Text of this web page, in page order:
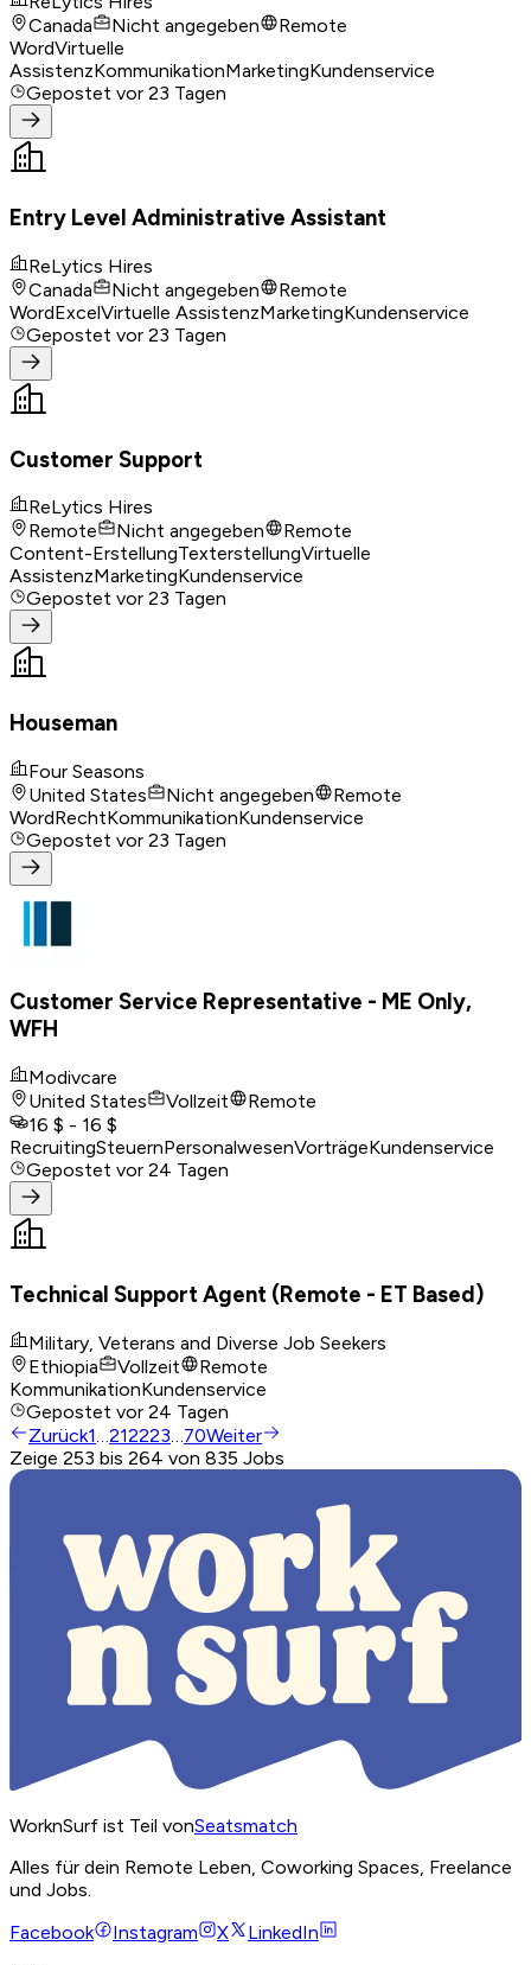
Canada
Nicht angegeben
Remote
WordVirtuelle
AssistenzKommunikationMarketingKundenservice
Gepostet vor 23 Tagen
Entry Level Administrative Assistant
ReLytics Hires
Canada
Nicht angegeben
Remote
WordExcelVirtuelle AssistenzMarketingKundenservice
Gepostet vor 23 Tagen
Customer Support
ReLytics Hires
Remote
Nicht angegeben
Remote
Content-ErstellungTexterstellungVirtuelle
AssistenzMarketingKundenservice
Gepostet vor 23 Tagen
Houseman
Four Seasons
United States
Nicht angegeben
Remote
WordRechtKommunikationKundenservice
Gepostet vor 23 Tagen
Customer Service Representative - ME Only,
WFH
Modivcare
United States
Vollzeit
Remote
16 $ - 16 $
RecruitingSteuernPersonalwesenVorträgeKundenservice
Gepostet vor 24 Tagen
Technical Support Agent (Remote - ET Based)
Military, Veterans and Diverse Job Seekers
Ethiopia
Vollzeit
Remote
KommunikationKundenservice
Gepostet vor 24 Tagen
Zurück1 212223 70Weiter
Zeige 253 bis 264 von 835 Jobs
WorknSurf ist Teil vonSeatsmatch
Alles für dein Remote Leben, Coworking Spaces, Freelance
und Jobs.
Facebook
Instagram X LinkedIn